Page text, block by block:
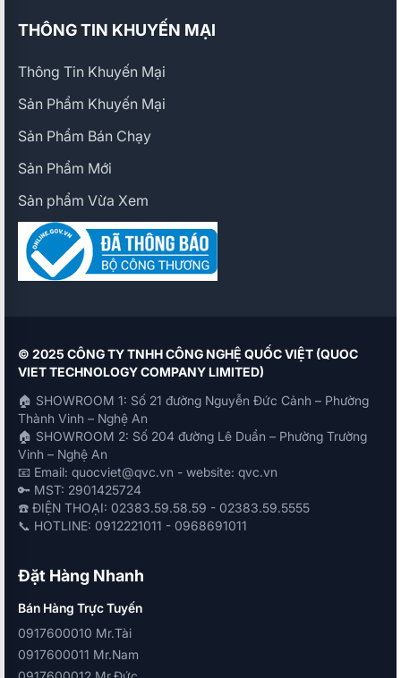
THÔNG TIN KHUYẾN MẠI
Thông Tin Khuyến Mại
Sản Phẩm Khuyến Mại
Sản Phẩm Bán Chạy
Sản Phẩm Mới
Sản phẩm Vừa Xem
© 2025 CÔNG TY TNHH CÔNG NGHỆ QUỐC VIỆT (QUOC
VIET TECHNOLOGY COMPANY LIMITED)
🏠 SHOWROOM 1: Số 21 đường Nguyễn Đức Cảnh – Phường
Thành Vinh – Nghệ An
🏠 SHOWROOM 2: Số 204 đường Lê Duẩn – Phường Trường
Vinh – Nghệ An
📧 Email: quocviet@qvc.vn - website: qvc.vn
🔑 MST: 2901425724
☎️ ĐIỆN THOẠI: 02383.59.58.59 - 02383.59.5555
📞 HOTLINE: 0912221011 - 0968691011
Đặt Hàng Nhanh
Bán Hàng Trực Tuyến
0917600010 Mr.Tài
0917600011 Mr.Nam